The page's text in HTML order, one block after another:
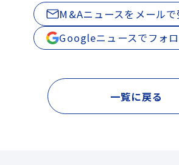
M&Aニュースをメールで
Googleニュースでフォ
一覧に戻る